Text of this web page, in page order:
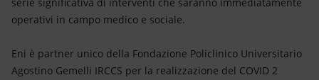
Innovazione
operativi in campo medico e sociale.
Eni è partner unico della Fondazione Policlinico Universitario
Agostino Gemelli IRCCS per la realizzazione del COVID 2